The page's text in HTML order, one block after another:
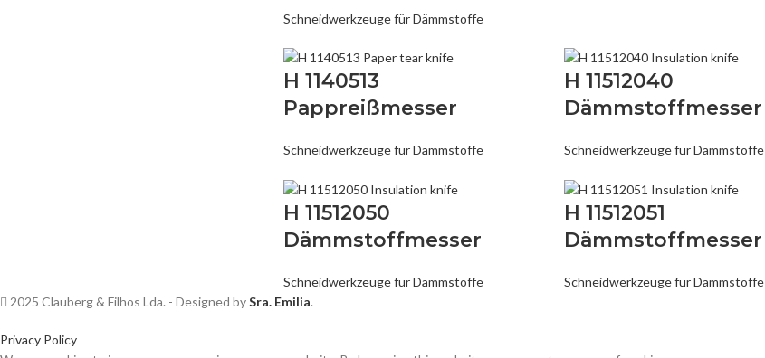
Schneidwerkzeuge für Dämmstoffe
H 1140513
Pappreißmesser
Schneidwerkzeuge für Dämmstoffe
H 11512040
Dämmstoffmesser
Schneidwerkzeuge für Dämmstoffe
H 11512050
Dämmstoffmesser
Schneidwerkzeuge für Dämmstoffe
H 11512051
Dämmstoffmesser
Schneidwerkzeuge für Dämmstoffe
2025 Clauberg & Filhos Lda. - Designed bySra. Emilia.
Privacy Policy